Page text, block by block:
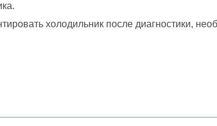
холодильник после диагностики,